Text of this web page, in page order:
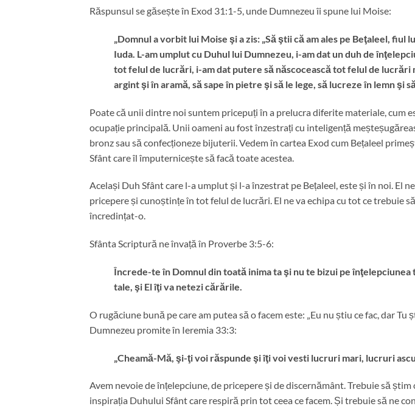
Răspunsul se găsește în Exod 31:1-5, unde Dumnezeu îi spune lui Moise:
„Domnul a vorbit lui Moise şi a zis: „Să ştii că am ales pe Beţaleel, fiul
Iuda. L-am umplut cu Duhul lui Dumnezeu, i-am dat un duh de
tot felul de lucrări, i-am dat putere să născocească tot felul de lucrări
argint şi în aramă, să sape în pietre şi să le lege, să lucreze în lemn şi
Poate că unii dintre noi suntem pricepuți în a prelucra diferite materiale, cum
ocupație principală. Unii oameni au fost înzestrați cu inteligență
bronz sau să confecționeze bijuterii. Vedem în cartea Exod cum Bețaleel
Sfânt care îl împuternicește să facă toate acestea.
Același Duh Sfânt care l-a umplut și l-a înzestrat pe Bețaleel, este și în noi. El
pricepere și cunoștințe în tot felul de lucrări. El ne va echipa cu tot ce trebuie
încredințat-o.
Sfânta Scriptură ne învață în Proverbe 3:5-6:
Încrede-te în Domnul din toată inima ta şi nu te bizui pe
tale, şi El îţi va netezi cărările.
O rugăciune bună pe care am putea să o facem este: „Eu nu știu ce fac, dar Tu
Dumnezeu promite în Ieremia 33:3:
„Cheamă-Mă, şi-ţi voi răspunde şi îţi voi vesti lucruri mari, lucruri
Avem nevoie de înțelepciune, de pricepere și de discernământ. Trebuie să știm
inspirația Duhului Sfânt care respiră prin tot ceea ce facem. Și trebuie să ne